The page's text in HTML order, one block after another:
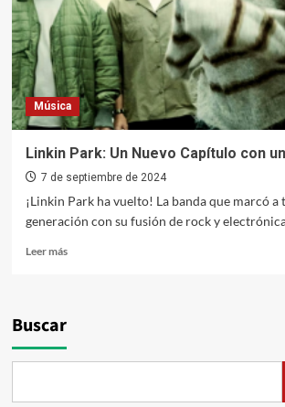
Música
Linkin Park: Un Nuevo Capítulo con
7 de septiembre de 2024
¡Linkin Park ha vuelto! La banda que marcó a
generación con su fusión de rock y
Leer másLeer
Nuevo
Buscar